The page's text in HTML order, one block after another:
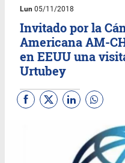
Lun 05/11/2018
Invitado por la
Americana AM-
en EEUU una
Urtubey